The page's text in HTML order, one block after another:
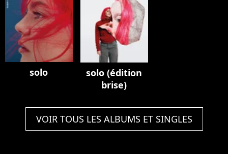
solo
solo (édition
brise)
VOIR TOUS LES ALBUMS ET SINGLES